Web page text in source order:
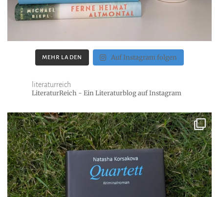
MEHR LADEN Auf Instagram folgen
literaturreich
LiteraturReich - Ein Literaturblog auf Instagram